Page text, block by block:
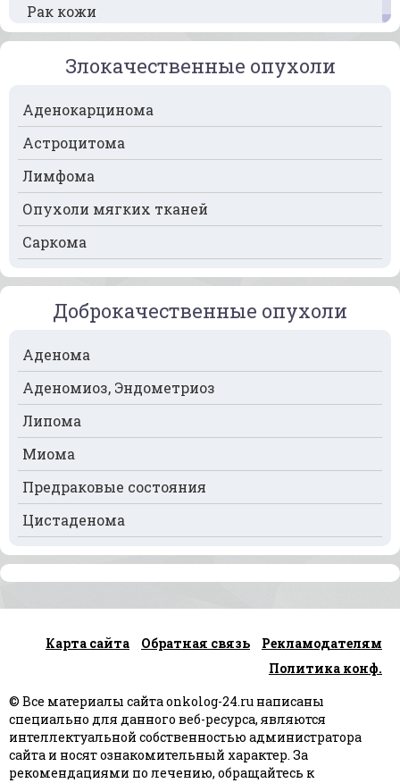
Рак кожи
Рак кости
Рак крови
Рак легких
Рак лимфоузлов
Рак молочной железы
Рак мочевого пузыря
Рак носа
Рак печени
Рак пищевода
Рак поджелудочной железы
Рак предстательной железы
Рак почек
Рак селезёнки
Рак сердца
Рак спинного мозга
Рак шейки матки
Рак языка
Рак яичников
Плоскоклеточный рак
Злокачественные опухоли
Аденокарцинома
Астроцитома
Лимфома
Опухоли мягких тканей
Саркома
Доброкачественные опухоли
Аденома
Аденомиоз, Эндометриоз
Липома
Миома
Предраковые состояния
Цистаденома
Карта сайта Обратная связь
Рекламодателям
Политика конф.
© Все материалы сайта onkolog-24.ru написаны
специально для данного веб-ресурса, являются
интеллектуальной собственностью администратора
сайта и носят ознакомительный характер. За
рекомендациями по лечению, обращайтесь к